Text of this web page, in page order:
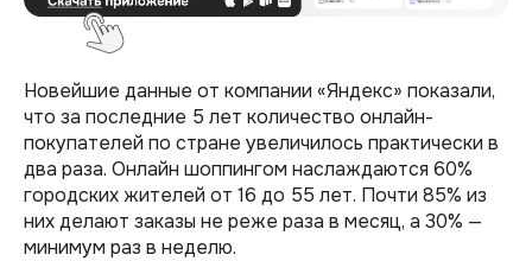
Новейшие данные от компании «Яндекс» показали,
что за последние 5 лет количество онлайн-
покупателей по стране увеличилось практически в
два раза. Онлайн шоппингом наслаждаются 60%
городских жителей от 16 до 55 лет. Почти 85% из
них делают заказы не реже раза в месяц, а 30% —
минимум раз в неделю.